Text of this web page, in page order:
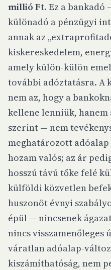
millió Ft. Ez a bankadó
különadó a pénzügyi
annak az
kiskereskedelem,
amely külön-külön
további adóztatásra. A
nem az, hogy a
kellene lenniük, hanem
szerint — nem
meghatározott adóalap
hozam valós; az ár
hosszú távú tőke felé
külföldi közvetlen
huszonöt évnyi
épül — nincsenek
nincs visszamenőleges
váratlan adóalap-
kiszámíthatóság, nem